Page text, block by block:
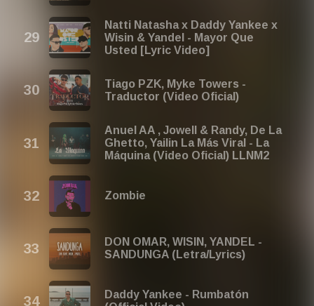
Natti Natasha x Daddy Yankee x
Wisin & Yandel - Mayor Que
Usted [Lyric Video]
Tiago PZK, Myke Towers -
Traductor (Video Oficial)
Anuel AA , Jowell & Randy, De La
Ghetto, Yailin La Más Viral - La
Máquina (Video Oficial) LLNM2
Zombie
DON OMAR, WISIN, YANDEL -
SANDUNGA (Letra/Lyrics)
Daddy Yankee - Rumbatón